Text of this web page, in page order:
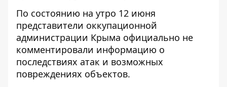
По состоянию на утро 12 июня
представители оккупационной
администрации Крыма официально не
комментировали информацию о
последствиях атак и возможных
повреждениях объектов.